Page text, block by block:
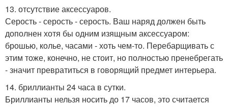
13. отсутствие аксессуаров.
Серость - серость - серость. Ваш наряд должен быть
дополнен хотя бы одним изящным аксессуаром:
брошью, колье, часами - хоть чем-то. Перебарщивать с
этим тоже, конечно, не стоит, но полностью пренебрегать
- значит превратиться в говорящий предмет интерьера.
14. бриллианты 24 часа в сутки.
Бриллианты нельзя носить до 17 часов, это считается